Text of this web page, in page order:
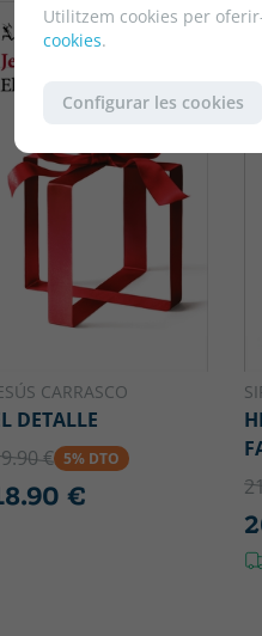
Utilitzem cookies per
cookies.
Configurar les cookies
CARRASCO
DETALLE
€ 5% DTO
€